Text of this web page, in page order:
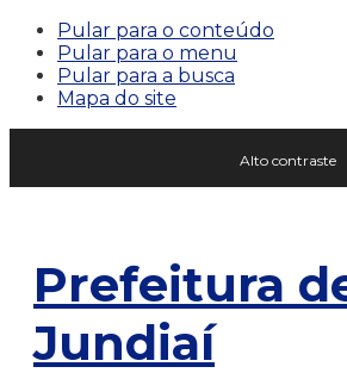
Pular para o conteúdo
Pular para o menu
Pular para a busca
Mapa do site
Alto contraste
Prefeitura
Jundiaí